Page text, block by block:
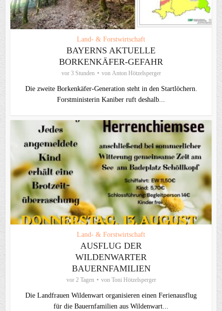
Land- & Forstwirtschaft
BAYERNS AKTUELLE
BORKENKÄFER-GEFAHR
vor 3 Stunden von Anton Hötzelsperger
Die zweite Borkenkäfer-Generation steht in den Startlöchern.
Forstministerin Kaniber ruft deshalb...
Land- & Forstwirtschaft
AUSFLUG DER
WILDENWARTER
BAUERNFAMILIEN
vor 2 Tagen von Toni Hötzelsperger
Die Landfrauen Wildenwart organisieren einen Ferienausflug
für die Bauernfamilien aus Wildenwart...